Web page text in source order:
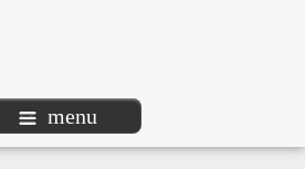
menu